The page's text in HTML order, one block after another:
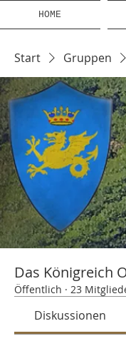
HOME
Start Gruppen
Das Königreich
Öffentlich · 23
Diskussionen